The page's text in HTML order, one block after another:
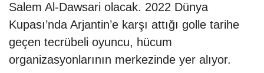
Salem Al-Dawsari olacak. 2022 Dünya
Kupası’nda Arjantin’e karşı attığı golle tarihe
geçen tecrübeli oyuncu, hücum
organizasyonlarının merkezinde yer alıyor.